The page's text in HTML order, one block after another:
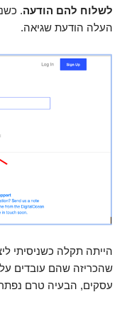
לשלוח להם הודעה.
העלה הודעת שגיאה.
הייתה תקלה כשניסיתי
שהכריזה שהם עובדים
עסקים, הבעיה טרם